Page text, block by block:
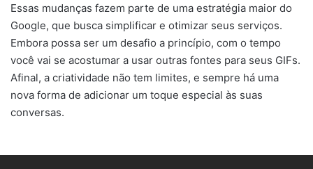
Essas mudanças fazem parte de uma estratégia maior do
Google, que busca simplificar e otimizar seus serviços.
Embora possa ser um desafio a princípio, com o tempo
você vai se acostumar a usar outras fontes para seus GIFs.
Afinal, a criatividade não tem limites, e sempre há uma
nova forma de adicionar um toque especial às suas
conversas.